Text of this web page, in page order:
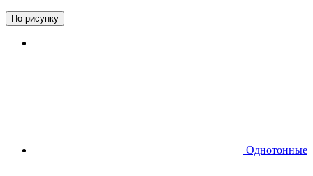
По рисунку
Однотонные